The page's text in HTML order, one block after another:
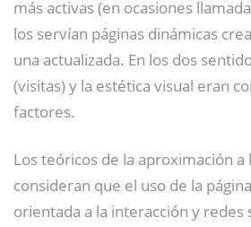
más activas (en ocasiones
los servían páginas dinámicas
una actualizada. En los dos
(visitas) y la estética visual eran
factores.
Los teóricos de la aproximación a
consideran que el uso de la
orientada a la interacción y redes